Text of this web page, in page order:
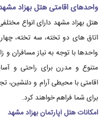
واحدهای اقامتی هتل بهزاد
هتل بهزاد مشهد دارای انواع
اتاق های دو تخته، سه تخته،
واحدها با توجه به نیاز مسافران
متنوع و مدرن برای راحتی و
اقامتی با محیطی آرام و دلنشین،
برای شما فراهم خواهند کرد.
امکانات هتل آپارتمان بهزاد مشهد